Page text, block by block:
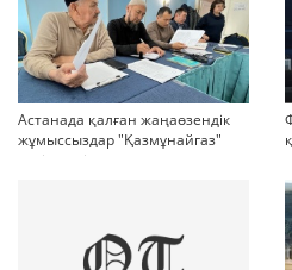
Астанада қалған жаңаөзендік
жұмыссыздар "Қазмұнайгаз"
келіссөзді тоқтатып тастады